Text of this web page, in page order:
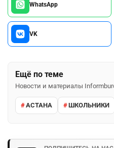
WhatsApp
VK
Ещё по теме
Новости и материалы
АСТАНА ШКОЛЬНИКИ